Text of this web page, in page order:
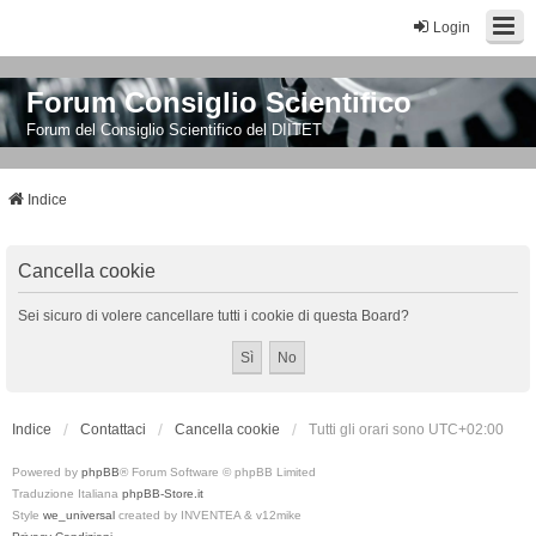
Login
Forum Consiglio Scientifico
Forum del Consiglio Scientifico del DIITET
Indice
Cancella cookie
Sei sicuro di volere cancellare tutti i cookie di questa Board?
Indice Contattaci Cancella cookie Tutti gli orari sono UTC+02:00
Powered by phpBB® Forum Software © phpBB Limited
Traduzione Italiana phpBB-Store.it
Style we_universal created by INVENTEA & v12mike